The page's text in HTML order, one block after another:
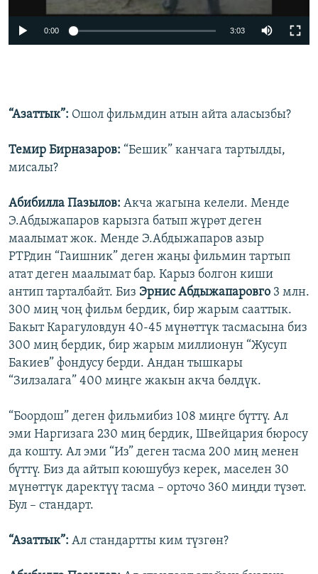
0:00 3:03
“Азаттык”: Ошол фильмдин атын айта аласызбы?
Темир Бирназаров: “Бешик” канчага тартылды,
мисалы?
Абибилла Пазылов: Акча жагына келели. Менде
Э.Абдыжапаров карызга батып жүрөт деген
маалымат жок. Менде Э.Абдыжапаров азыр
РТРдин “Гаишник” деген жаңы фильмин тартып
атат деген маалымат бар. Карыз болгон киши
антип тарталбайт. Биз Эрнис Абдыжапаровго 3 млн.
300 миң чоң фильм бердик, бир жарым сааттык.
Бакыт Карагуловдун 40-45 мүнөттүк тасмасына биз
300 миң бердик, бир жарым миллионун “Жусуп
Бакиев” фондусу берди. Андан тышкары
“Зилзалага” 400 миңге жакын акча бөлдүк.
“Боордош” деген фильмибиз 108 миңге бүттү. Ал
эми Наргизага 230 миң бердик, Швейцария бюросу
да кошту. Ал эми “Из” деген тасма 200 миң менен
бүттү. Биз да айтып коюшубуз керек, маселен 30
мүнөттүк даректүү тасма – орточо 360 миңди түзөт.
Бул – стандарт.
“Азаттык”: Ал стандартты ким түзгөн?